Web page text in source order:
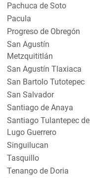
Pachuca de Soto
Pacula
Progreso de Obregón
San Agustín
Metzquititlán
San Agustín Tlaxiaca
San Bartolo Tutotepec
San Salvador
Santiago de Anaya
Santiago Tulantepec de
Lugo Guerrero
Singuilucan
Tasquillo
Tenango de Doria